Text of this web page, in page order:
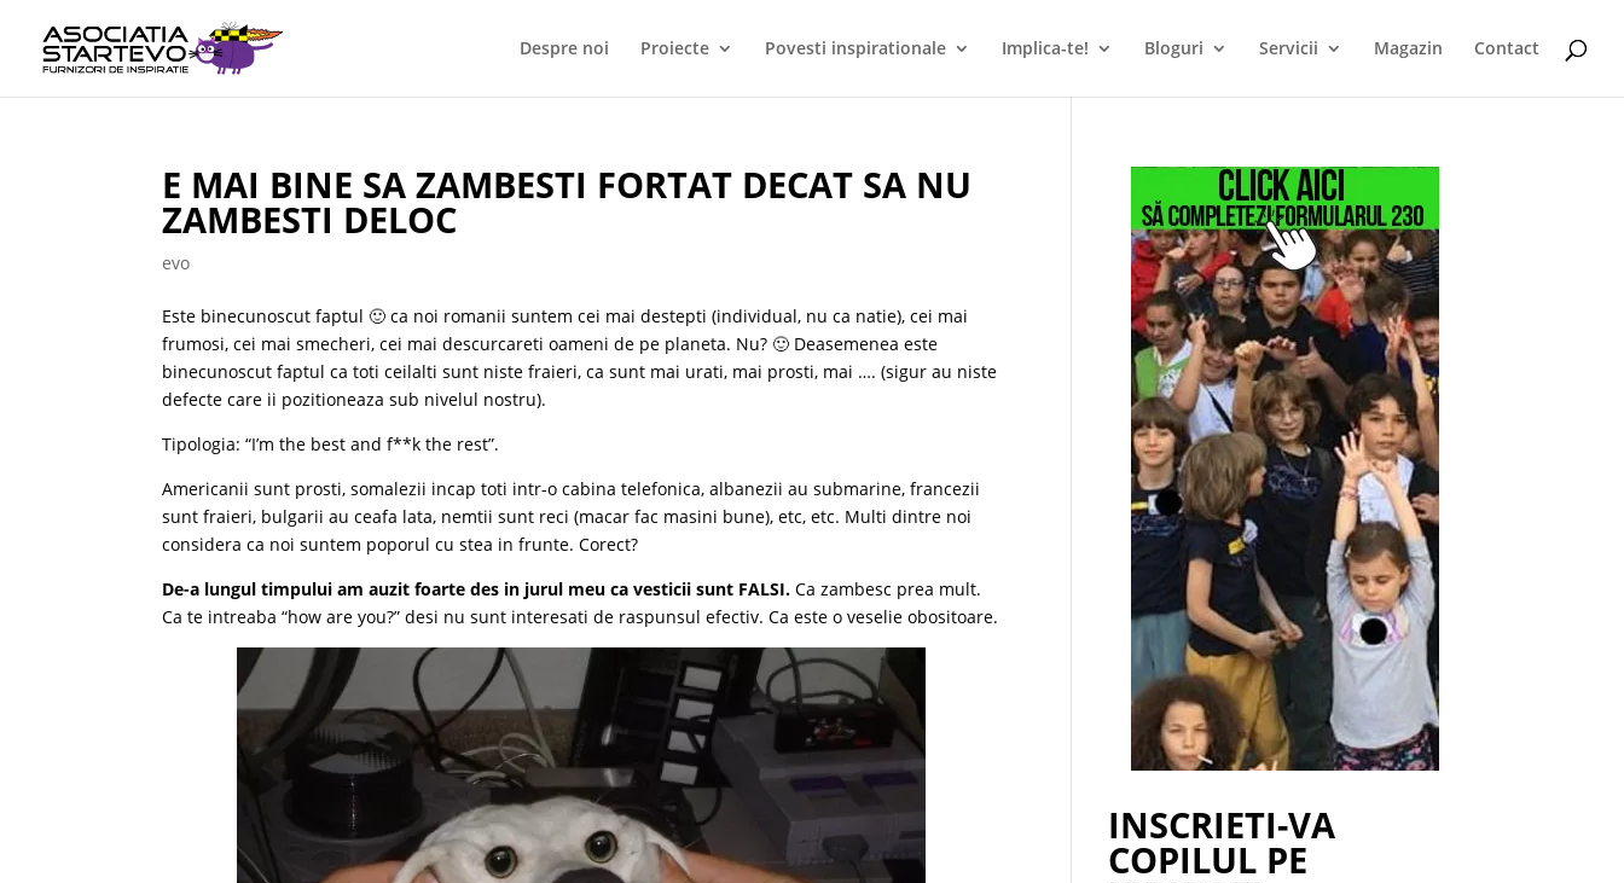
Despre noi Proiecte Povesti inspirationale Implica-te! Bloguri Servicii Magazin Contact
E MAI BINE SA ZAMBESTI FORTAT DECAT SA NU
ZAMBESTI DELOC
evo
Este binecunoscut faptul 🙂 ca noi romanii suntem cei mai destepti (individual, nu ca natie), cei mai
frumosi, cei mai smecheri, cei mai descurcareti oameni de pe planeta. Nu? 🙂 Deasemenea este
binecunoscut faptul ca toti ceilalti sunt niste fraieri, ca sunt mai urati, mai prosti, mai …. (sigur au niste
defecte care ii pozitioneaza sub nivelul nostru).
Tipologia: “I’m the best and f**k the rest”.
Americanii sunt prosti, somalezii incap toti intr-o cabina telefonica, albanezii au submarine, francezii
sunt fraieri, bulgarii au ceafa lata, nemtii sunt reci (macar fac masini bune), etc, etc. Multi dintre noi
considera ca noi suntem poporul cu stea in frunte. Corect?
De-a lungul timpului am auzit foarte des in jurul meu ca vesticii sunt FALSI. Ca zambesc prea mult.
Ca te intreaba “how are you?” desi nu sunt interesati de raspunsul efectiv. Ca este o veselie obositoare.
INSCRIETI-VA
COPILUL PE